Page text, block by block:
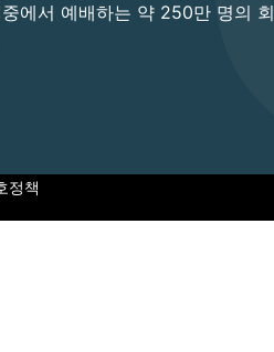
에서 예배하는 약 250만 명의 회
정책